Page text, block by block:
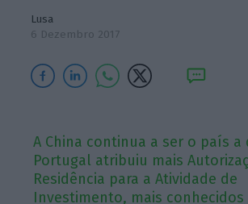
Lusa
6 Dezembro 2017
A China continua a ser o país a
Portugal atribuiu mais
Residência para a Atividade de
Investimento, mais